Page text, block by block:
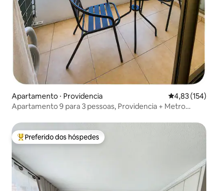
Apartamento ⋅ Providencia 4,83 de uma
4,83 (154)
Apartamento 9 para 3 pessoas, Providencia + Metro
Entre os melhores preferidos dos hóspedes
Preferido dos hóspedes